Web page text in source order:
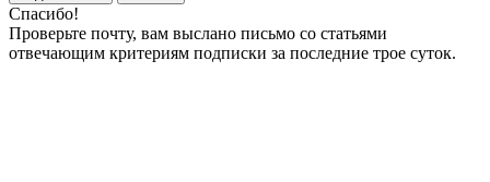
Спасибо!
Проверьте почту, вам выслано письмо со статьями
отвечающим критериям подписки за последние трое суток.